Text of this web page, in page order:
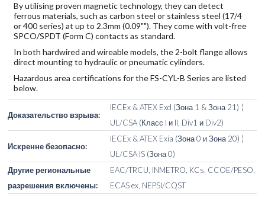
By utilising proven magnetic technology, they can detect
ferrous materials, such as carbon steel or stainless steel (17/4
or 400 series) at up to 2.3mm (0.09""). They come with volt-free
SPCO/SPDT (Form C) contacts as standard.
In both hardwired and wireable models, the 2-bolt flange allows
direct mounting to hydraulic or pneumatic cylinders.
Hazardous area certifications for the FS-CYL-B Series are listed
below.
Доказательство взрыва:
IECEx & ATEX Exd (Зона 1 & Зона 21) ¦
UL/CSA (Класс I и II, Div1 и Div2)
Искренне безопасно:
IECEx & ATEX Exia (Зона 0 и Зона 20) ¦
UL/CSA IS (Зона 0)
Другие региональные
разрешения включены:
EAC/TRCU, INMETRO, KCs, CCOE/PESO,
ECAS ex, NEPSI/CQST